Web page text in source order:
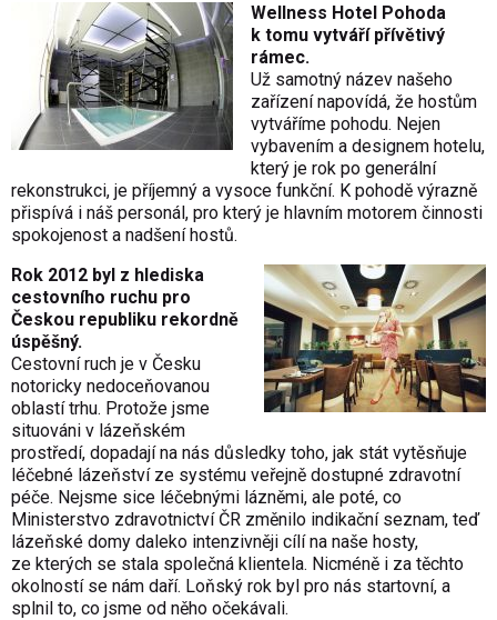
Wellness Hotel Pohoda
k tomu vytváří přívětivý
rámec.
Už samotný název našeho
zařízení napovídá, že hostům
vytváříme pohodu. Nejen
vybavením a designem hotelu,
který je rok po generální
rekonstrukci, je příjemný a vysoce funkční. K pohodě výrazně
přispívá i náš personál, pro který je hlavním motorem činnosti
spokojenost a nadšení hostů.
Rok 2012 byl z hlediska
cestovního ruchu pro
Českou republiku rekordně
úspěšný.
Cestovní ruch je v Česku
notoricky nedoceňovanou
oblastí trhu. Protože jsme
situováni v lázeňském
prostředí, dopadají na nás důsledky toho, jak stát vytěsňuje
léčebné lázeňství ze systému veřejně dostupné zdravotní
péče. Nejsme sice léčebnými lázněmi, ale poté, co
Ministerstvo zdravotnictví ČR změnilo indikační seznam, teď
lázeňské domy daleko intenzivněji cílí na naše hosty,
ze kterých se stala společná klientela. Nicméně i za těchto
okolností se nám daří. Loňský rok byl pro nás startovní, a
splnil to, co jsme od něho očekávali.